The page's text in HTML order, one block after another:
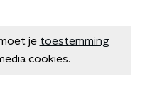
je toestemming
cookies.